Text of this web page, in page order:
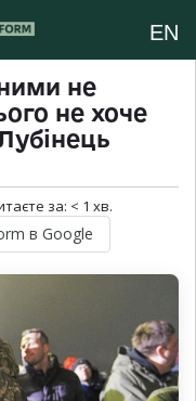
EN
не
не хоче
за: < 1 хв.
в Google